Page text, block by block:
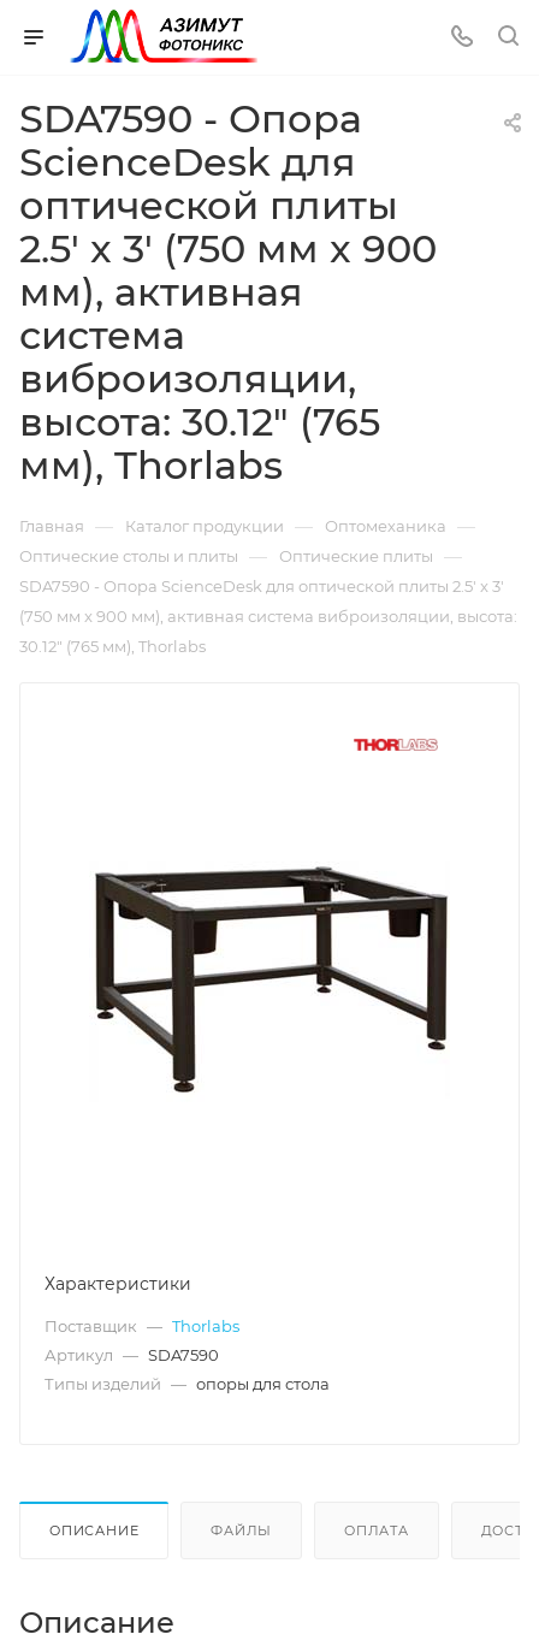
SDA7590 - Опора
ScienceDesk для
оптической плиты
2.5' x 3' (750 мм x 900
мм), активная
система
виброизоляции,
высота: 30.12" (765
мм), Thorlabs
Главная — Каталог продукции — Оптомеханика —
Оптические столы и плиты — Оптические плиты —
SDA7590 - Опора ScienceDesk для оптической плиты 2.5' x 3'
(750 мм x 900 мм), активная система виброизоляции, высота:
30.12" (765 мм), Thorlabs
Характеристики
Поставщик — Thorlabs
Артикул — SDA7590
Типы изделий — опоры для стола
ОПИСАНИЕ ФАЙЛЫ ОПЛАТА
Описание